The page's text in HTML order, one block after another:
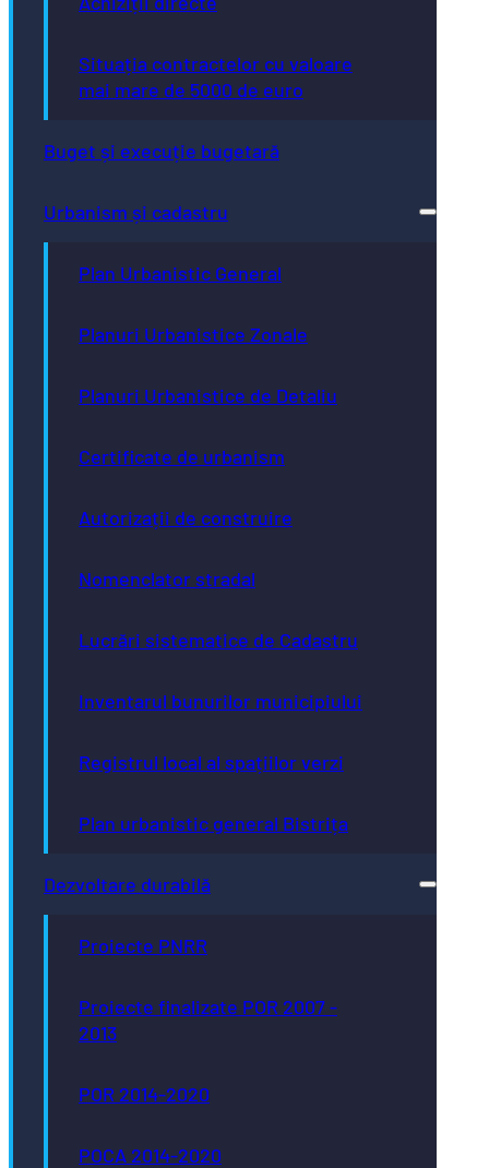
Situația contractelor cu valoare
mai mare de 5000 de euro
Buget și execuție bugetară
Urbanism și cadastru
Plan Urbanistic General
Planuri Urbanistice Zonale
Planuri Urbanistice de Detaliu
Certificate de urbanism
Autorizații de construire
Nomenclator stradal
Lucrări sistematice de Cadastru
Inventarul bunurilor municipiului
Registrul local al spațiilor verzi
Plan urbanistic general Bistrița
Dezvoltare durabilă
Proiecte PNRR
Proiecte finalizate POR 2007 -
2013
POR 2014-2020
POCA 2014-2020